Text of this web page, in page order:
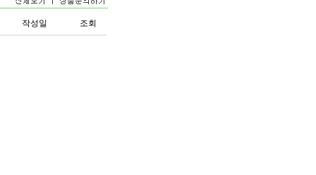
작성일 조회